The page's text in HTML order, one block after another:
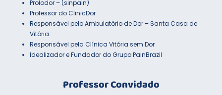
Prolodor – (sinpain)
Professor do ClinicDor
Responsável pelo Ambulatório de Dor – Santa Casa de
Vitória
Responsável pela Clínica Vitória sem Dor
Idealizador e Fundador do Grupo PainBrazil
Professor Convidado